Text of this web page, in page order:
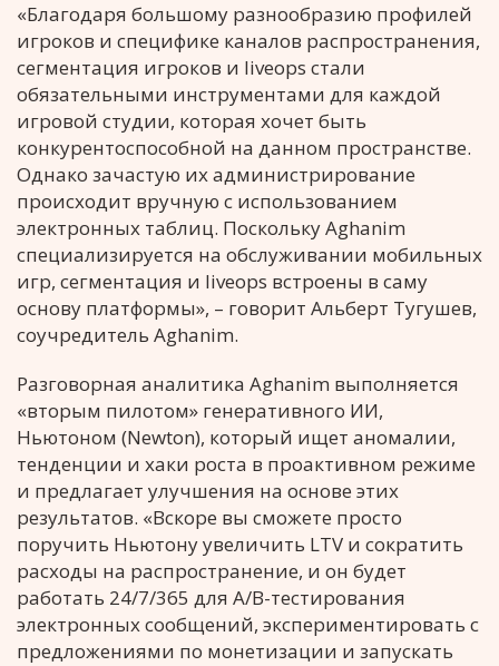
«Благодаря большому разнообразию профилей
игроков и специфике каналов распространения,
сегментация игроков и liveops стали
обязательными инструментами для каждой
игровой студии, которая хочет быть
конкурентоспособной на данном пространстве.
Однако зачастую их администрирование
происходит вручную с использованием
электронных таблиц. Поскольку Aghanim
специализируется на обслуживании мобильных
игр, сегментация и liveops встроены в саму
основу платформы», – говорит Альберт Тугушев,
соучредитель Aghanim.
Разговорная аналитика Aghanim выполняется
«вторым пилотом» генеративного ИИ,
Ньютоном (Newton), который ищет аномалии,
тенденции и хаки роста в проактивном режиме
и предлагает улучшения на основе этих
результатов. «Вскоре вы сможете просто
поручить Ньютону увеличить LTV и сократить
расходы на распространение, и он будет
работать 24/7/365 для A/B-тестирования
электронных сообщений, экспериментировать с
предложениями по монетизации и запускать